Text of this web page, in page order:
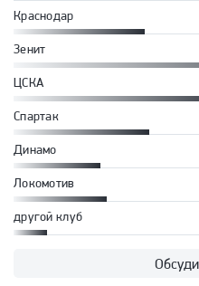
Краснодар
Зенит
ЦСКА
Спартак
Динамо
Локомотив
другой клуб